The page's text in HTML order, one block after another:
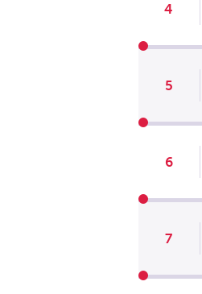
4
5
6
7